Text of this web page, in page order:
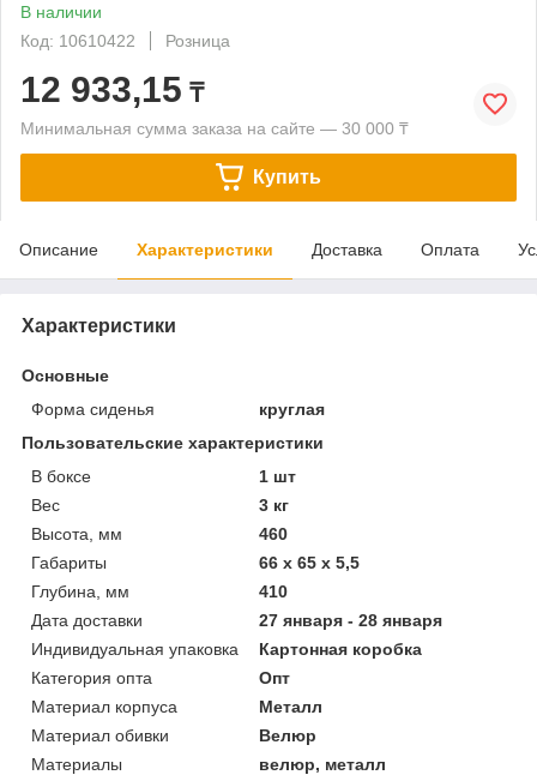
В наличии
Код: 10610422
Розница
12 933,15 ₸
Минимальная сумма заказа на сайте — 30 000 ₸
Купить
Описание Характеристики Доставка Оплата
Характеристики
Основные
Форма сиденья
круглая
Пользовательские характеристики
В боксе
1 шт
Вес
3 кг
Высота, мм
460
Габариты
66 x 65 x 5,5
Глубина, мм
410
Дата доставки
27 января - 28 января
Индивидуальная упаковка
Картонная коробка
Категория опта
Опт
Материал корпуса
Металл
Материал обивки
Велюр
Материалы
велюр, металл